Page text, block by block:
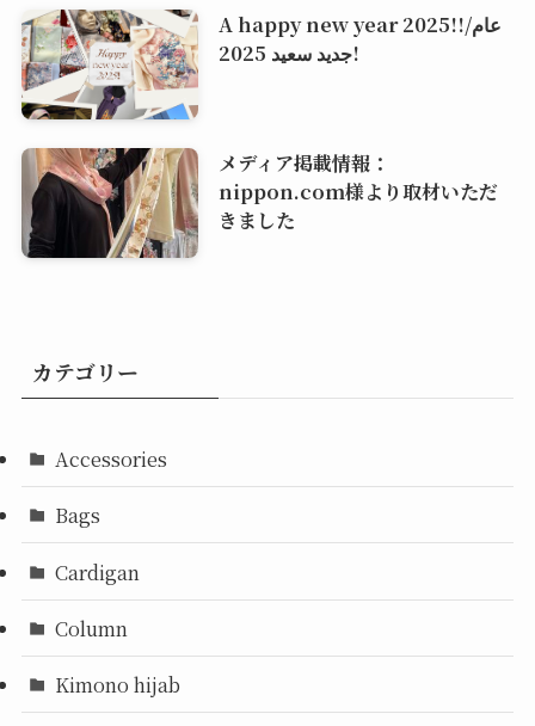
A happy new year 2025!!/عام
جديد سعيد 2025!
メディア掲載情報：
nippon.com様より取材いただ
きました
カテゴリー
Accessories
Bags
Cardigan
Column
Kimono hijab